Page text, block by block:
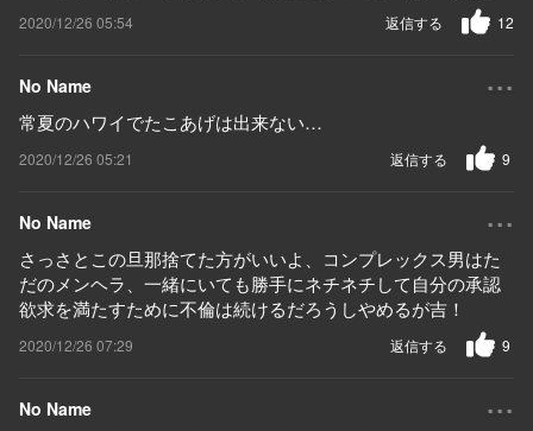
2020/12/26 05:54 12
返信する
No Name ...
常夏のハワイでたこあげは出来ない…
2020/12/26 05:21 9
返信する
No Name ...
さっさとこの旦那捨てた方がいいよ、コンプレックス男はた
だのメンヘラ、一緒にいても勝手にネチネチして自分の承認
欲求を満たすために不倫は続けるだろうしやめるが吉！
2020/12/26 07:29 9
返信する
No Name ...